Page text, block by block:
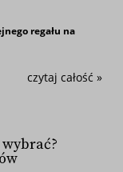
regału na
czytaj całość »